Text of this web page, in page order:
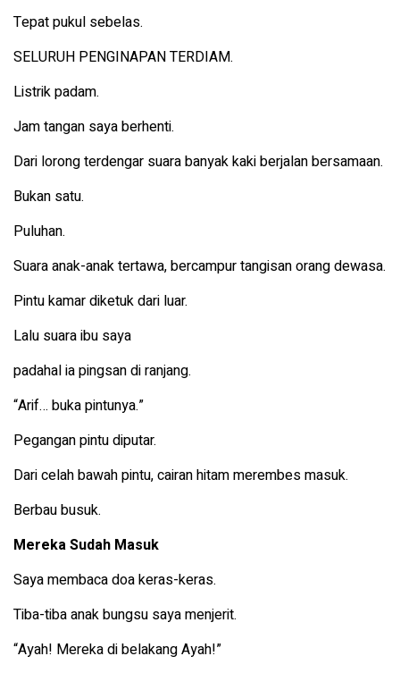
Tepat pukul sebelas.
SELURUH PENGINAPAN TERDIAM.
Listrik padam.
Jam tangan saya berhenti.
Dari lorong terdengar suara banyak kaki berjalan bersamaan.
Bukan satu.
Puluhan.
Suara anak-anak tertawa, bercampur tangisan orang dewasa.
Pintu kamar diketuk dari luar.
Lalu suara ibu saya
padahal ia pingsan di ranjang.
“Arif… buka pintunya.”
Pegangan pintu diputar.
Dari celah bawah pintu, cairan hitam merembes masuk.
Berbau busuk.
Mereka Sudah Masuk
Saya membaca doa keras-keras.
Tiba-tiba anak bungsu saya menjerit.
“Ayah! Mereka di belakang Ayah!”